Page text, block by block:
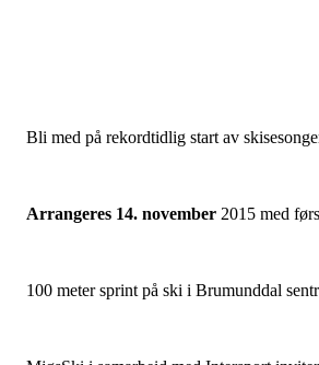
Bli med på rekordtidlig start av
Arrangeres 14. november 2015 med
100 meter sprint på ski i Brumunddal